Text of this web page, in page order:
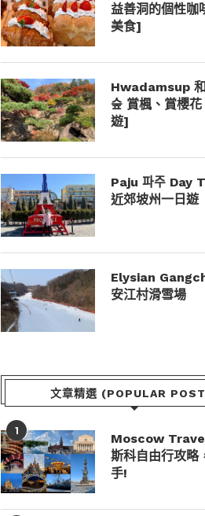
益善洞的個性咖
美食]
Hwadamsup
숲 賞楓、賞櫻花
遊]
Paju 파주 Day
近郊坡州一日遊
Elysian
安江村滑雪場
文章精選 (POPULAR
1
Moscow
斯科自由行攻略
手!